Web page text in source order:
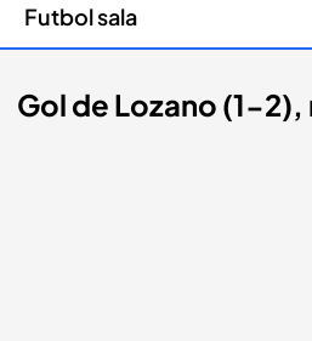
Futbol sala
Gol de Lozano (1-